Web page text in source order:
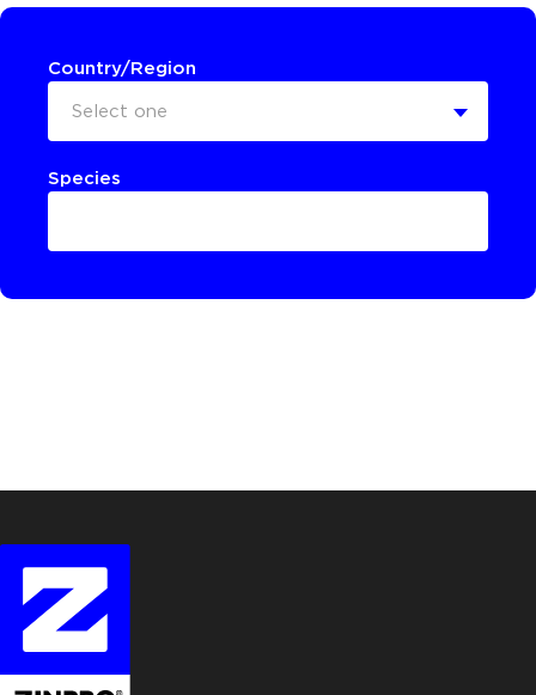
Country/Region
Select one
Species